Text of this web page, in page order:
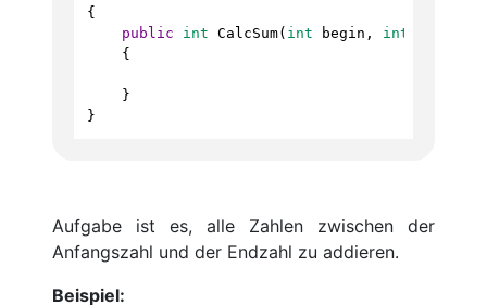
{
public
int CalcSum( int begin , int
    {
    }
}
Aufgabe ist es, alle Zahlen zwischen der
Anfangszahl und der Endzahl zu addieren.
Beispiel: